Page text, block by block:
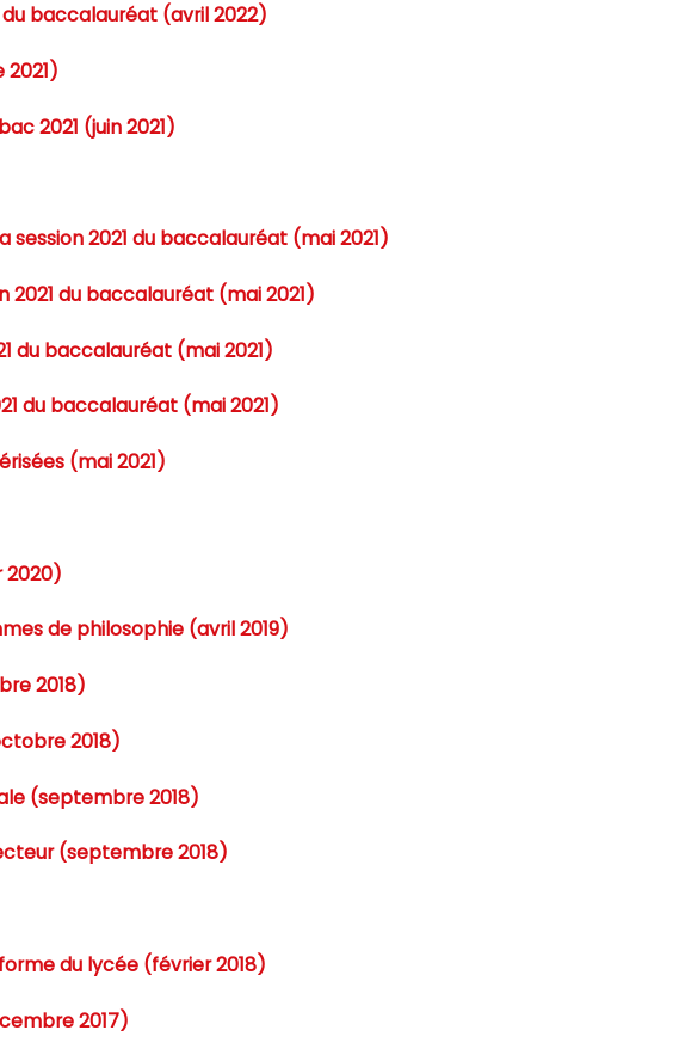
du baccalauréat (avril 2022)
2021 (juin 2021)
session 2021 du baccalauréat (mai 2021)
2021 du baccalauréat (mai 2021)
du baccalauréat (mai 2021)
du baccalauréat (mai 2021)
(mai 2021)
2020)
de philosophie (avril 2019)
2018)
2018)
(septembre 2018)
(septembre 2018)
du lycée (février 2018)
2017)